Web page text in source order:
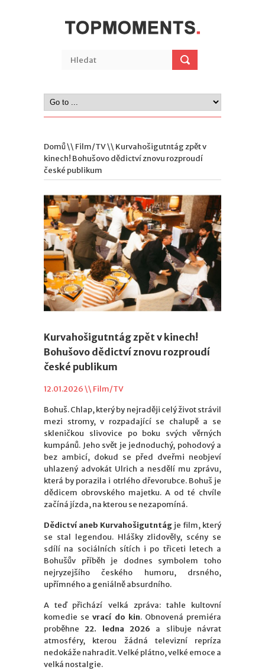
Domů\\ Film/TV\\ Kurvahošigutntág zpět v
kinech! Bohušovo dědictví znovu rozproudí
české publikum
Kurvahošigutntág zpět v kinech!
Bohušovo dědictví znovu rozproudí
české publikum
12.01.2026 \\ Film/TV
Bohuš. Chlap, který by nejraději celý život strávil
mezi stromy, v rozpadající se chalupě a se
skleničkou slivovice po boku svých věrných
kumpánů. Jeho svět je jednoduchý, pohodový a
bez ambicí, dokud se před dveřmi neobjeví
uhlazený advokát Ulrich a nesdělí mu zprávu,
která by porazila i otrlého dřevorubce. Bohuš je
dědicem obrovského majetku. A od té chvíle
začíná jízda, na kterou se nezapomíná.
Dědictví aneb Kurvahošigutntág je film, který
se stal legendou. Hlášky zlidověly, scény se
sdílí na sociálních sítích i po třiceti letech a
Bohušův příběh je dodnes symbolem toho
nejryzejšího českého humoru, drsného,
upřímného a geniálně absurdního.
A teď přichází velká zpráva: tahle kultovní
komedie sevrací do kin. Obnovená premiéra
proběhne22. ledna 2026 a slibuje návrat
atmosféry, kterou žádná televizní repríza
nedokáže nahradit. Velké plátno, velké emoce a
velká nostalgie.